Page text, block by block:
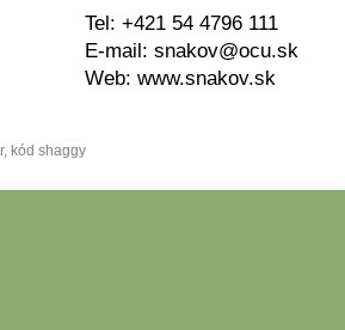
Tel: +421 54 4796 111
E-mail: snakov@ocu.sk
Web: www.snakov.sk
kód shaggy